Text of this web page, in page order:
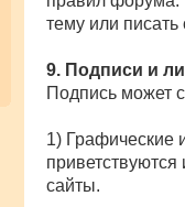
тему или
9. Подписи и
Подпись может
1) Графические
приветствуются
сайты.